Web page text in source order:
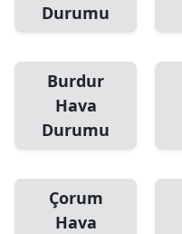
Durumu
Burdur
Hava
Durumu
Çorum
Hava